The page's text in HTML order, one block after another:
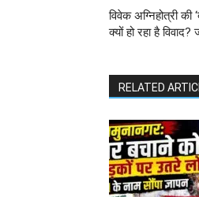
विवेक अग्निहोत्री
क्यों हो रहा है विवाद?
RELATED